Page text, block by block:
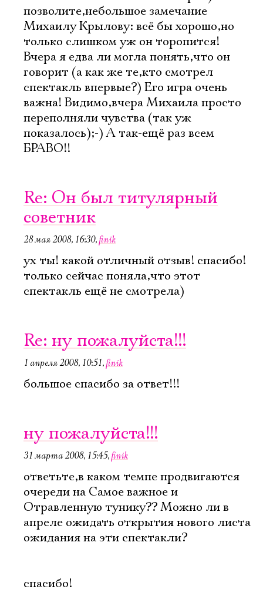
позволите,небольшое замечание
Михаилу Крылову: всё бы хорошо,но
только слишком уж он торопится!
Вчера я едва ли могла понять,что он
говорит (а как же те,кто смотрел
спектакль впервые?) Его игра очень
важна! Видимо,вчера Михаила просто
переполняли чувства (так уж
показалось);-) А так-ещё раз всем
БРАВО!!
Re: Он был титулярный
советник
28 мая 2008, 16:30,finik
ух ты! какой отличный отзыв! спасибо!
только сейчас поняла,что этот
спектакль ещё не смотрела)
Re: ну пожалуйста!!!
1 апреля 2008, 10:51,finik
большое спасибо за ответ!!!
ну пожалуйста!!!
31 марта 2008, 15:45,finik
ответьте,в каком темпе продвигаются
очереди на Самое важное и
Отравленную тунику?? Можно ли в
апреле ожидать открытия нового листа
ожидания на эти спектакли?
спасибо!
Электропочта
Ознакомиться